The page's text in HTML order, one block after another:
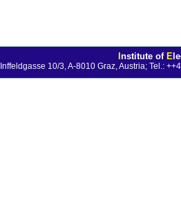
Institute of E
Inffeldgasse 10/3, A-8010 Graz, Austria; Tel.: